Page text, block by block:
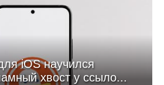
iOS научился
хвост у ссыло...